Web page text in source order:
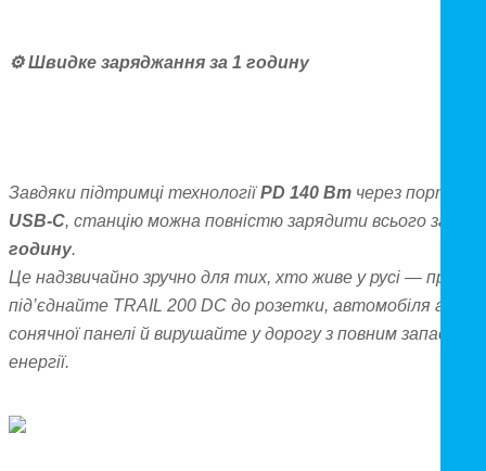
⚙️Швидке заряджання за 1 годину
Завдяки підтримці технологіїPD 140 Вт через порт
USB-C, станцію можна повністю зарядити всього за
годину.
Це надзвичайно зручно для тих, хто живе у русі —
під’єднайте TRAIL 200 DC до розетки, автомобіля або
сонячної панелі й вирушайте у дорогу з повним запасом
енергії.